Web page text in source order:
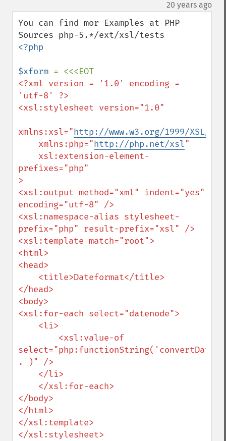
20 years ago
You can find mor Examples at PHP
<?php
$xform
<?xml version = '1.0' encoding =
'utf-8' ?>
<xsl:stylesheet version="1.0"
xmlns:xsl="http://www.w3.org/1999/XSL/
    xmlns:php="
http://php.net/xsl"
prefixes="php"
>
<xsl:output method="xml" indent="yes"
encoding="utf-8" />
<xsl:namespace-alias stylesheet-
prefix="php" result-prefix="xsl" />
<xsl:template match="root">
<html>
<head>
</head>
<body>
<xsl:for-each select="datenode">
select="php:functionString('convertDate',
. )" />
</body>
</html>
</xsl:template>